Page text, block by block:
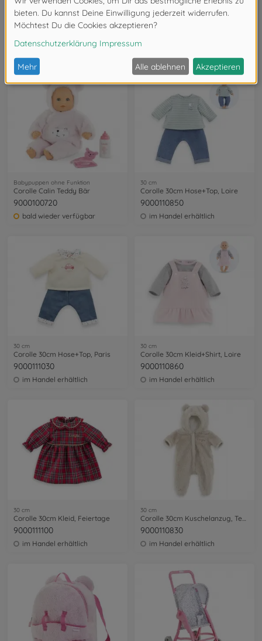
Corolle Badejunge Marin
9000100670
Babypuppen ohne Funktion
Corolle Calin Bundle
Babypuppen ohne Funktion
Corolle Calin Teddy Bär
9000100720
bald wieder verfügbar
30 cm
Corolle 30cm Hose+Top, Loire
9000110850
im Handel erhältlich
30 cm
Corolle 30cm Hose+Top, Paris
9000111030
im Handel erhältlich
30 cm
Corolle 30cm Kleid+Shirt, Loire
9000110860
im Handel erhältlich
30 cm
Corolle 30cm Kleid, Feiertage
9000111100
im Handel erhältlich
30 cm
9000110830
im Handel erhältlich